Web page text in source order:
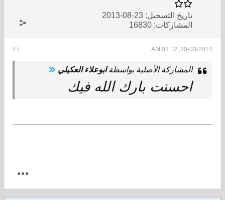
تاريخ التسجيل: 23-08-2013
المشاركات: 16830
#7 30-03-2014, 03:12 AM
المشاركة الأصلية بواسطةابوعلاء العكيلي
احسنت بارك الله فيك